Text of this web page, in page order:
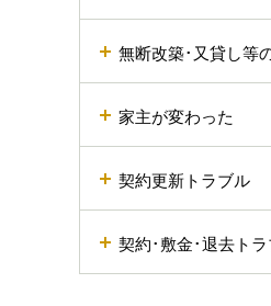
無断改築･又貸し等
家主が変わった
契約更新トラブル
契約･敷金･退去ト